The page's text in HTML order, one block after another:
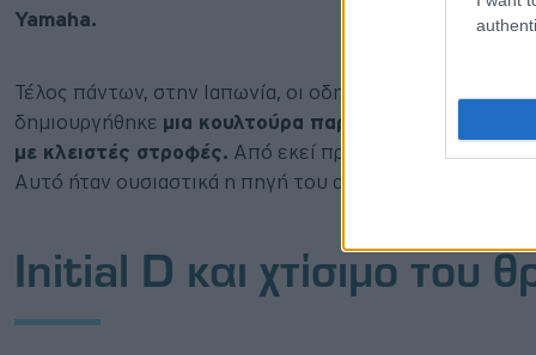
Yamaha.
Τέλος πάντων, στην Ιαπωνία, οι οδηγοί ήθελαν πίσω
δημιουργήθηκε μια κουλτούρα παράνομων
με κλειστές στροφές. Από εκεί προήλθε το σπορ του
Αυτό ήταν ουσιαστικά η πηγή του drifting.
Initial D και χτίσιμο του